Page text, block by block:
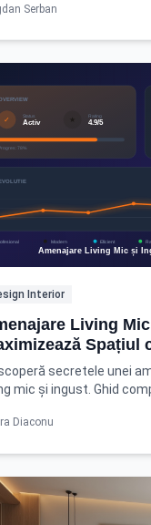
Serban
Interior
Living
Spațiul
secretele unei
mic și ingust. Ghid
Diaconu